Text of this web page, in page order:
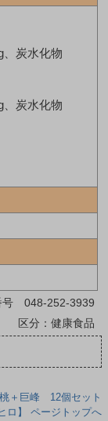
、炭水化物
、炭水化物
号 048-252-3939
区分：健康食品
＋巨峰 12個セット
ロ】 ページトップへ